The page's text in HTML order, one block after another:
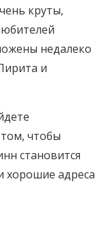
круты,
недалеко
и
чтобы
становится
хорошие адреса